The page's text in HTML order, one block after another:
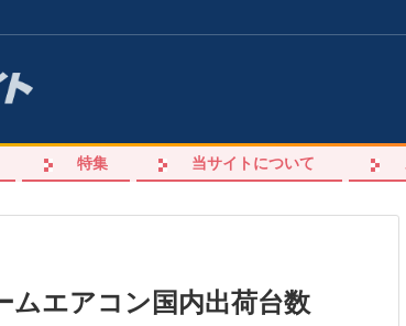
特集 当サイトについて
ムエアコン国内出荷台数